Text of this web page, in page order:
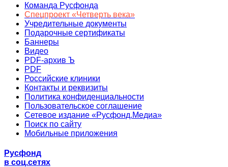
Команда Русфонда
Спецпроект «Четверть века»
Учредительные документы
Подарочные сертификаты
Баннеры
Видео
PDF-архив Ъ
PDF
Российские клиники
Контакты и реквизиты
Политика конфиденциальности
Пользовательское соглашение
Сетевое издание «Русфонд.Медиа»
Поиск по сайту
Мобильные приложения
Русфонд
в соц.сетях